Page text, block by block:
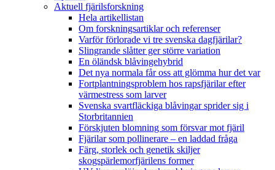
Aktuell fjärilsforskning
Hela artikellistan
Om forskningsartiklar och referenser
Varför förlorade vi tre svenska dagfjärilar?
Slingrande slåtter ger större variation
En öländsk blåvingehybrid
Det nya normala får oss att glömma hur det var
Fortplantningsproblem hos rapsfjärilar efter
värmestress som larver
Svenska svartfläckiga blåvingar sprider sig i
Storbritannien
Förskjuten blomning som försvar mot fjäril
Fjärilar som pollinerare – en laddad fråga
Färg, storlek och genetik skiljer
skogspärlemorfjärilens former